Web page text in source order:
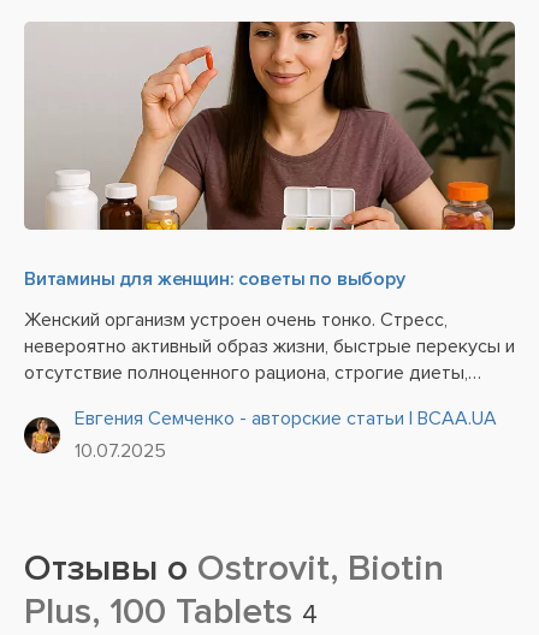
Витамины для женщин: советы по выбору
Женский организм устроен очень тонко. Стресс,
невероятно активный образ жизни, быстрые перекусы и
отсутствие полноценного рациона, строгие диеты,
вынашиванием ребенка – все эти факторы могут
повлечь за собой...
Евгения Семченко - авторские статьи | BCAA.UA
10.07.2025
Отзывы о Ostrovit, Biotin
Plus, 100 Tablets 4